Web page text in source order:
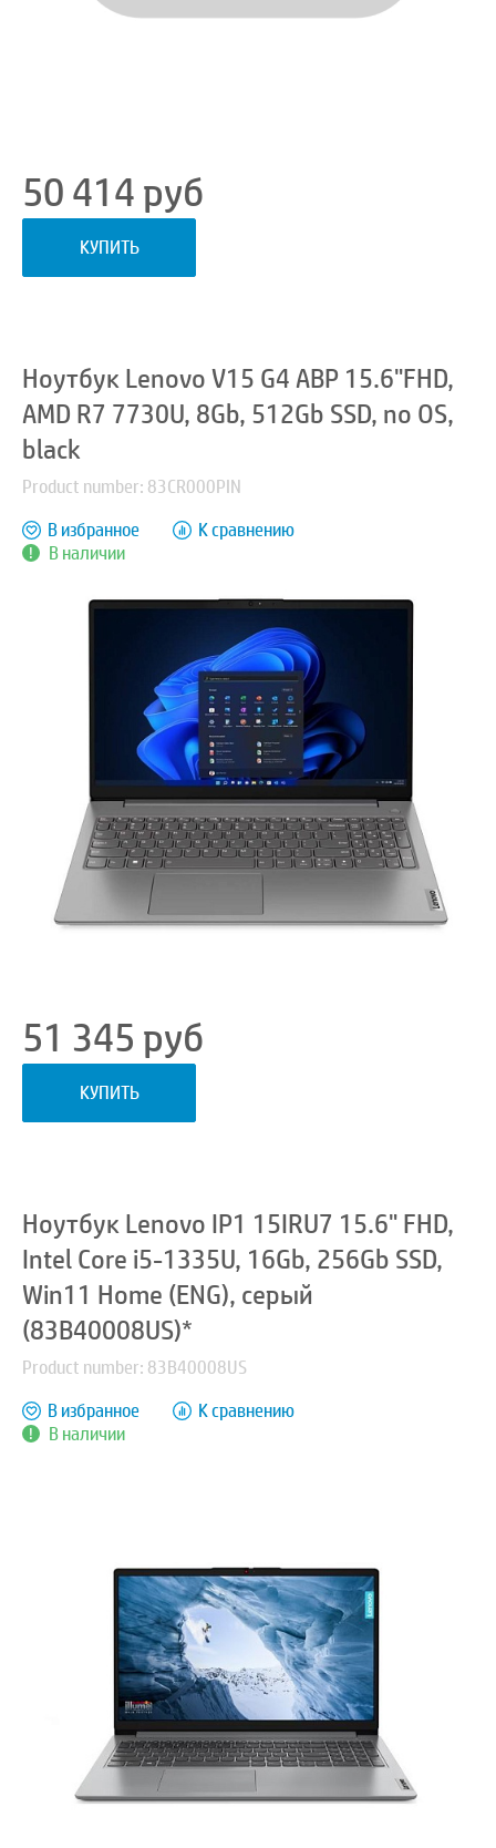
50 414руб
КУПИТЬ
Ноутбук Lenovo V15 G4 ABP 15.6"FHD,
AMD R7 7730U, 8Gb, 512Gb SSD, no OS,
black
Product number: 83CR000PIN
В наличии
В избранное К сравнению
51 345 руб
КУПИТЬ
Ноутбук Lenovo IP1 15IRU7 15.6" FHD,
Intel Core i5-1335U, 16Gb, 256Gb SSD,
Win11 Home (ENG), серый
(83B40008US)*
Product number: 83B40008US
В наличии
В избранное К сравнению